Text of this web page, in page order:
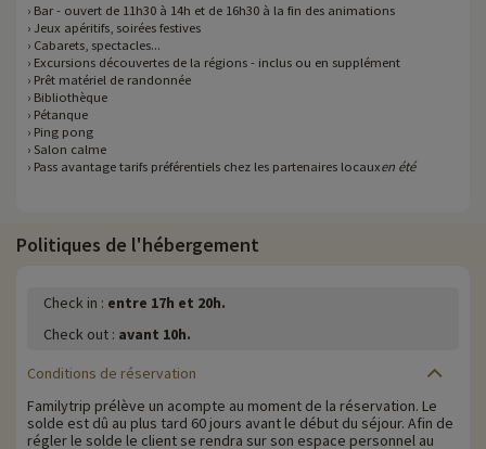
› Bar - ouvert de 11h30 à 14h et de 16h30 à la fin des animations
› Jeux apéritifs, soirées festives
› Cabarets, spectacles...
› Excursions découvertes de la régions - inclus ou en supplément
› Prêt matériel de randonnée
› Bibliothèque
› Pétanque
› Ping pong
› Salon calme
› Pass avantage tarifs préférentiels chez les partenaires locauxen été
Politiques de l'hébergement
Check in : entre 17h et 20h.
Check out : avant 10h.
Conditions de réservation
Familytrip prélève un acompte au moment de la réservation. Le
solde est dû au plus tard 60 jours avant le début du séjour. Afin de
régler le solde le client se rendra sur son espace personnel au